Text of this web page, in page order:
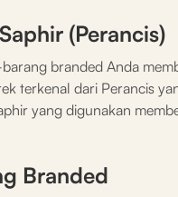
(Perancis)
branded Anda
terkenal dari Perancis
yang digunakan
Branded